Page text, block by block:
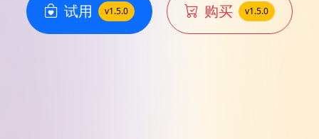
试用 v1.5.0 购买 v1.5.0